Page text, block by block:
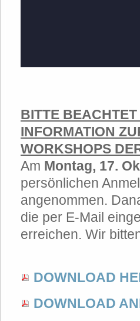
BITTE
INFORMATION
WORKSHOPS
Am Montag, 17.
persönlichen
angenommen.
die per E-Mail
erreichen. Wir
DOWNLOAD
DOWNLOAD